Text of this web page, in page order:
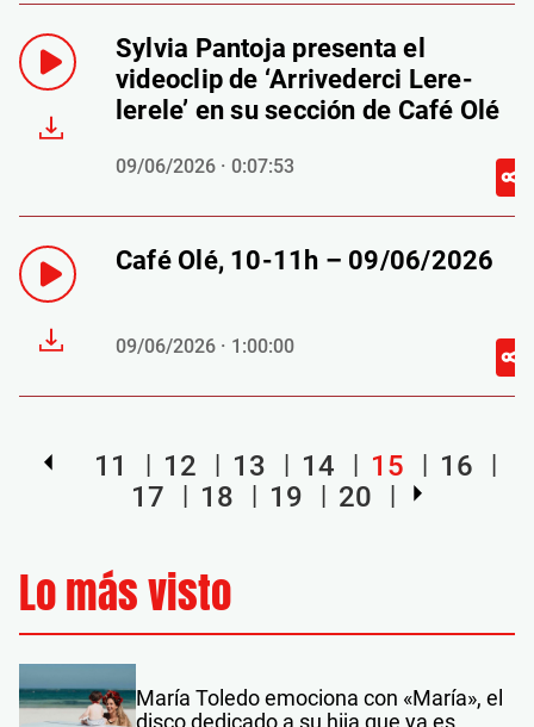
Sylvia Pantoja presenta el
videoclip de ‘Arrivederci Lere-
lerele’ en su sección de Café Olé
09/06/2026 · 0:07:53
Café Olé, 10-11h – 09/06/2026
09/06/2026 · 1:00:00
11 12 13 14 15
16
17
18 19 20
Lo más visto
María Toledo emociona con «María», el